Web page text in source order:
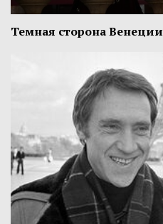
Темная сторона Венеции